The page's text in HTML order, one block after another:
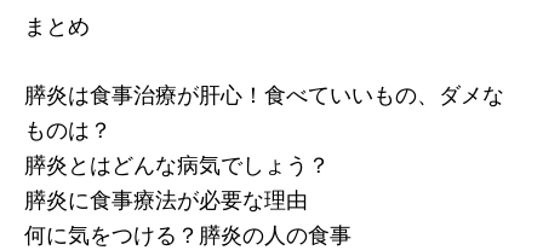
まとめ
膵炎は食事治療が肝心！食べていいもの、ダメな
ものは？
膵炎とはどんな病気でしょう？
膵炎に食事療法が必要な理由
何に気をつける？膵炎の人の食事